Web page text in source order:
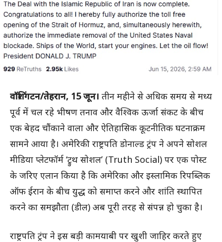
वॉशिंगटन/तेहरान, 15 जून। तीन महीने से अधिक समय से मध्य
पूर्व में चल रहे भीषण तनाव और वैश्विक ऊर्जा संकट के बीच
एक बेहद चौंकाने वाला और ऐतिहासिक कूटनीतिक घटनाक्रम
सामने आया है। अमेरिकी राष्ट्रपति डोनाल्ड ट्रंप ने अपने सोशल
मीडिया प्लेटफॉर्म ‘ट्रुथ सोशल’ (Truth Social) पर एक पोस्ट
के जरिए एलान किया है कि अमेरिका और इस्लामिक रिपब्लिक
ऑफ ईरान के बीच युद्ध को समाप्त करने और शांति स्थापित
करने का समझौता (डील) अब पूरी तरह से संपन्न हो चुका है।
राष्ट्रपति ट्रंप ने इस बड़ी कामयाबी पर खुशी जाहिर करते हुए